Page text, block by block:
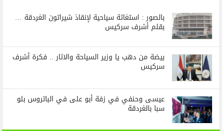
بالصور : استغاثة سياحية لإنقاذ شيراتون الغردقة …
بقلم أشرف سركيس
بيضة من دهب يا وزير السياحة والاثار .. فكرة أشرف
سركيس
عيسى وحنفي في زفة أبو على في الباتروس بلو
سبا بالغردقة